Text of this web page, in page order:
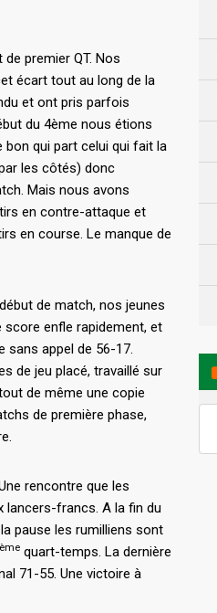
premier QT. Nos
écart tout au long de la
et ont pris parfois
du 4ème nous étions
bon qui part celui qui fait la
les côtés) donc
Mais nous avons
en contre-attaque et
en course. Le manque de
de match, nos jeunes
enfle rapidement, et
sans appel de 56-17.
de jeu placé, travaillé sur
de même une copie
de première phase,
rencontre que les
lancers-francs. A la fin du
pause les rumilliens sont
ème quart-temps. La dernière
71-55. Une victoire à